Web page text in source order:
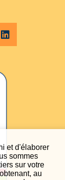
et d'élaborer
sommes
sur votre
au